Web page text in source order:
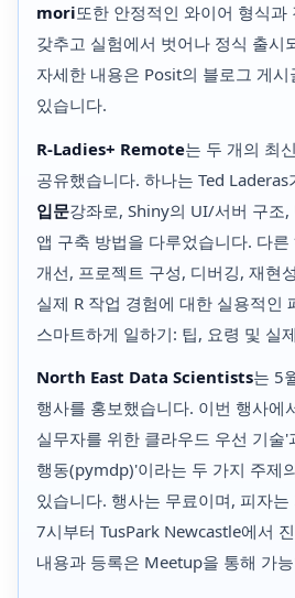
mori또한 안정적인 와이어 형식과
갖추고 실험에서 벗어나 정식 출시
자세한 내용은 Posit의 블로그 게
있습니다.
R-Ladies+ Remote는 두 개의 최
공유했습니다. 하나는 Ted Laderas
입문강좌로, Shiny의 UI/서버 구조,
앱 구축 방법을 다루었습니다. 다
개선, 프로젝트 구성, 디버깅, 재현
실제 R 작업 경험에 대한 실용적인
스마트하게 일하기: 팁, 요령 및 실
North East Data Scientists는 5
행사를 홍보했습니다. 이번 행사에
실무자를 위한 클라우드 우선 기술'
행동(pymdp)'이라는 두 가지 주제
있습니다. 행사는 무료이며, 피자
7시부터 TusPark Newcastle에서
내용과 등록은 Meetup을 통해 가